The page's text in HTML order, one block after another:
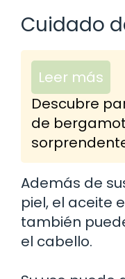
Cuidado
Leer más
Descubre
de
Además de
piel, el aceite
también
el cabello.